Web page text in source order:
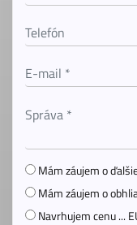
Mám záujem o
Mám záujem o
Navrhujem cenu ...